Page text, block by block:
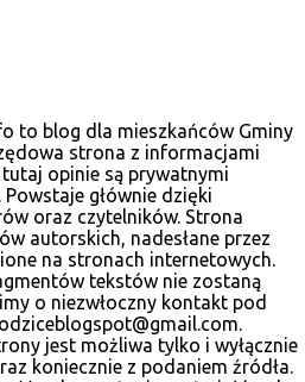
to blog dla mieszkańców Gminy
strona z informacjami
opinie są prywatnymi
głównie dzięki
oraz czytelników. Strona
autorskich, nadesłane przez
na stronach internetowych.
tekstów nie zostaną
o niezwłoczny kontakt pod
jest możliwa tylko i wyłącznie
koniecznie z podaniem źródła.